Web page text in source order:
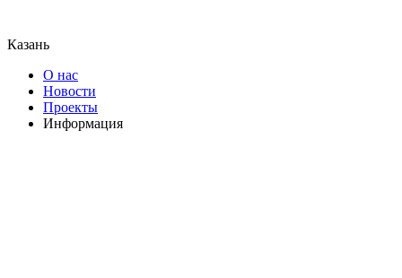
Казань
О нас
Новости
Проекты
Информация